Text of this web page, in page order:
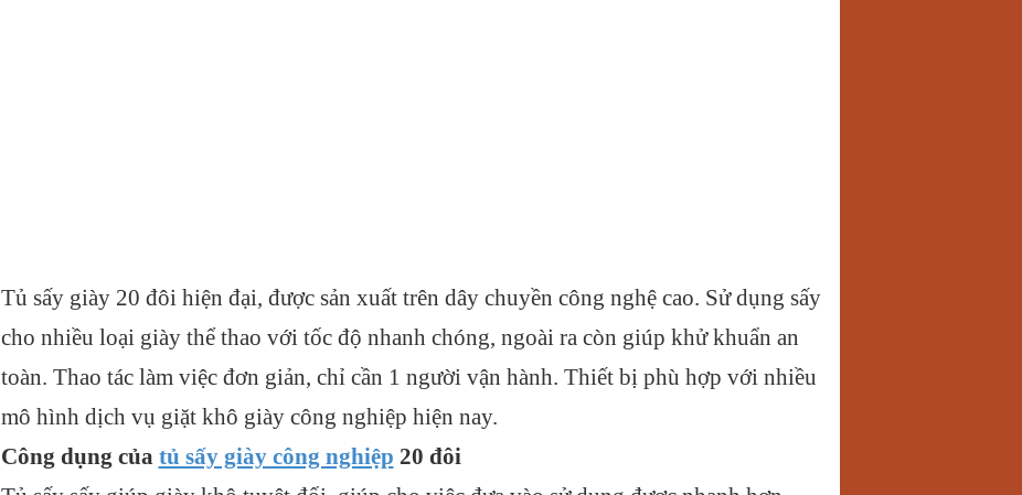
Tủ sấy giày 20 đôi hiện đại, được sản xuất trên dây chuyền công nghệ cao. Sử dụng sấy
cho nhiều loại giày thể thao với tốc độ nhanh chóng, ngoài ra còn giúp khử khuẩn an
toàn. Thao tác làm việc đơn giản, chỉ cần 1 người vận hành. Thiết bị phù hợp với nhiều
mô hình dịch vụ giặt khô giày công nghiệp hiện nay.
Công dụng của tủ sấy giày công nghiệp 20 đôi